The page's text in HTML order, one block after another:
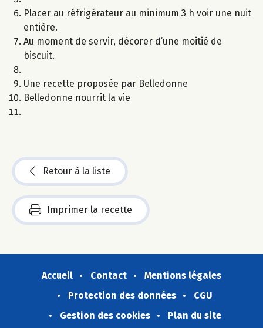
Placer au réfrigérateur au minimum 3 h voir une nuit
entière.
Au moment de servir, décorer d’une moitié de
biscuit.
Une recette proposée par Belledonne
Belledonne nourrit la vie
Retour à la liste
Imprimer la recette
Accueil Contact
Mentions légales
Protection des données
CGU
Gestion des cookies
Plan du site